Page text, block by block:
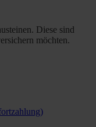
Diese sind
möchten.